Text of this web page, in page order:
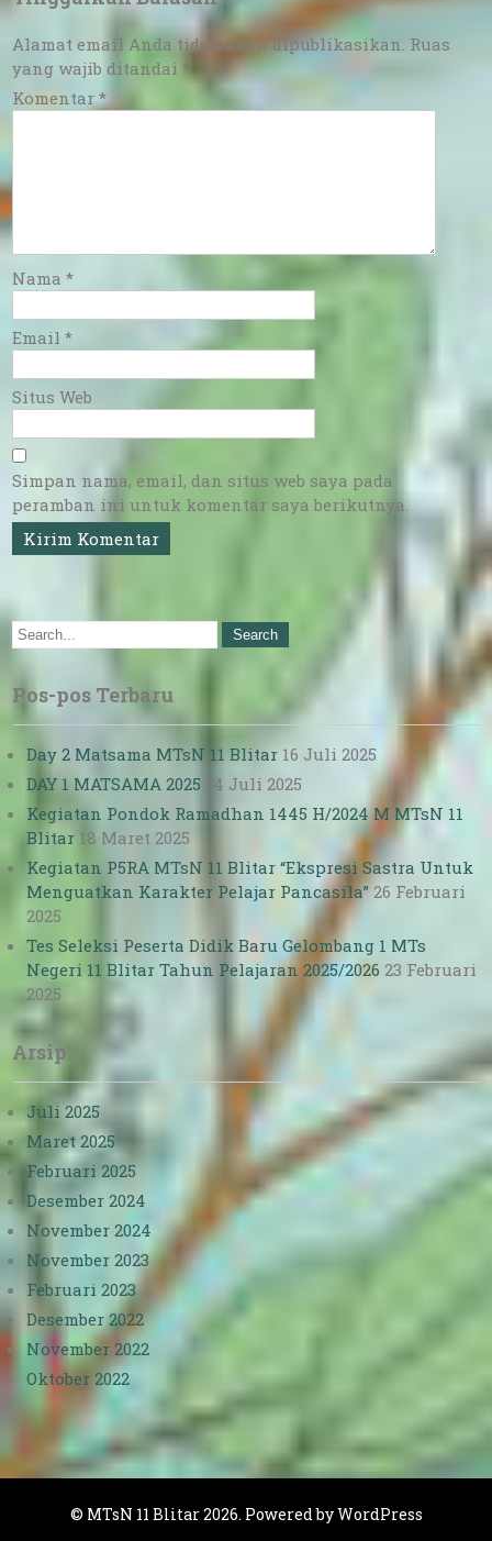
Alamat email Anda tidak akan dipublikasikan. Ruas
yang wajib ditandai*
Komentar*
Nama*
Email*
Situs Web
Simpan nama, email, dan situs web saya pada
peramban ini untuk komentar saya berikutnya.
Pos-pos Terbaru
Day 2 Matsama MTsN 11 Blitar 16 Juli 2025
DAY 1 MATSAMA 2025
14 Juli 2025
Kegiatan Pondok Ramadhan 1445 H/2024 M MTsN 11
Blitar 18 Maret 2025
Kegiatan P5RA MTsN 11 Blitar “Ekspresi Sastra Untuk
Menguatkan Karakter Pelajar Pancasila” 26 Februari
2025
Tes Seleksi Peserta Didik Baru Gelombang 1 MTs
Negeri 11 Blitar Tahun Pelajaran 2025/2026 23 Februari
2025
Arsip
Juli 2025
Maret 2025
Februari 2025
Desember 2024
November 2024
November 2023
Februari 2023
Desember 2022
November 2022
Oktober 2022
© MTsN 11 Blitar2026. Powered by WordPress